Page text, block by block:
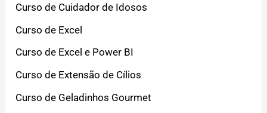
Curso de Cuidador de Idosos
Curso de Excel
Curso de Excel e Power BI
Curso de Extensão de Cílios
Curso de Geladinhos Gourmet